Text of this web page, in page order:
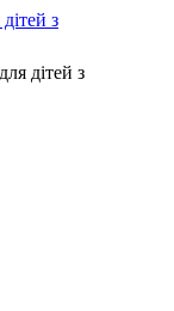
з
дітей з